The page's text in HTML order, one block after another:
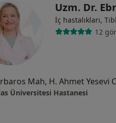
Uzm. Dr.
İç hastalıkları,
12
Üniversitesi Hastanesi